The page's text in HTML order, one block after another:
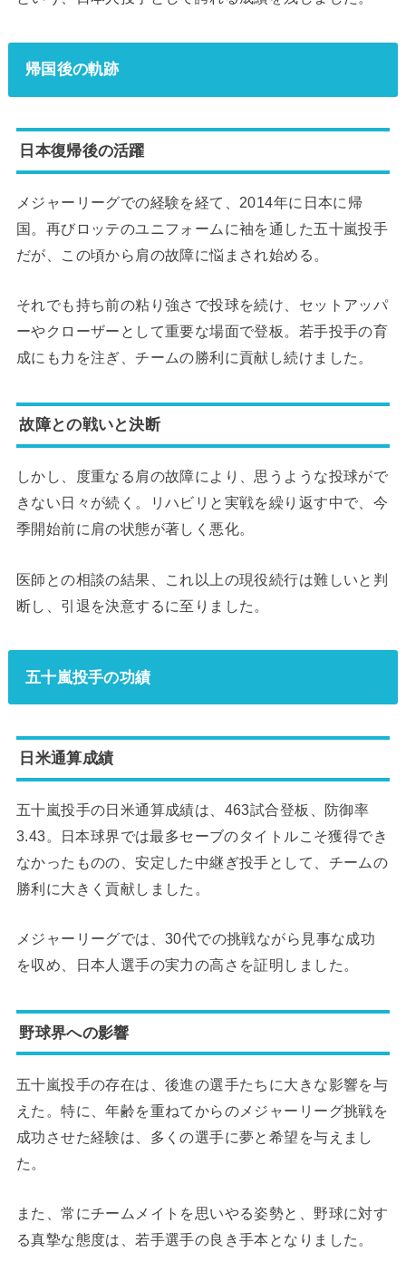
帰国後の軌跡
日本復帰後の活躍
メジャーリーグでの経験を経て、2014年に日本に帰
国。再びロッテのユニフォームに袖を通した五十嵐投手
だが、この頃から肩の故障に悩まされ始める。
それでも持ち前の粘り強さで投球を続け、セットアッパ
ーやクローザーとして重要な場面で登板。若手投手の育
成にも力を注ぎ、チームの勝利に貢献し続けました。
故障との戦いと決断
しかし、度重なる肩の故障により、思うような投球がで
きない日々が続く。リハビリと実戦を繰り返す中で、今
季開始前に肩の状態が著しく悪化。
医師との相談の結果、これ以上の現役続行は難しいと判
断し、引退を決意するに至りました。
五十嵐投手の功績
日米通算成績
五十嵐投手の日米通算成績は、463試合登板、防御率
3.43。日本球界では最多セーブのタイトルこそ獲得でき
なかったものの、安定した中継ぎ投手として、チームの
勝利に大きく貢献しました。
メジャーリーグでは、30代での挑戦ながら見事な成功
を収め、日本人選手の実力の高さを証明しました。
野球界への影響
五十嵐投手の存在は、後進の選手たちに大きな影響を与
えた。特に、年齢を重ねてからのメジャーリーグ挑戦を
成功させた経験は、多くの選手に夢と希望を与えまし
た。
また、常にチームメイトを思いやる姿勢と、野球に対す
る真摯な態度は、若手選手の良き手本となりました。